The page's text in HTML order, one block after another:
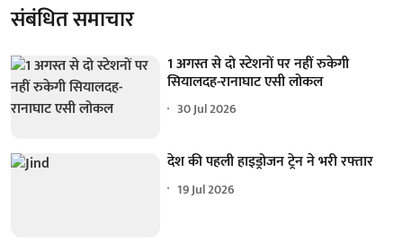
संबंधित समाचार
1 अगस्त से दो स्टेशनों पर नहीं रुकेगी
सियालदह-रानाघाट एसी लोकल
30 Jul 2026
देश की पहली हाइड्रोजन ट्रेन ने भरी रफ्तार
19 Jul 2026